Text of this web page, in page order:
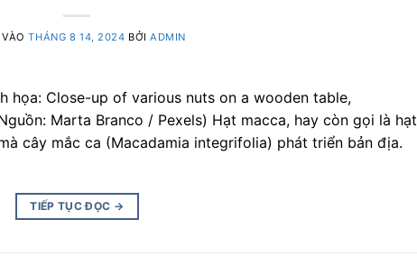
VÀOTHÁNG 8 14, 2024 BỞIADMIN
họa: Close-up of various nuts on a wooden table,
Marta Branco / Pexels) Hạt macca, hay còn gọi là hạt
cây mắc ca (Macadamia integrifolia) phát triển bản địa.
TIẾP TỤC ĐỌC →